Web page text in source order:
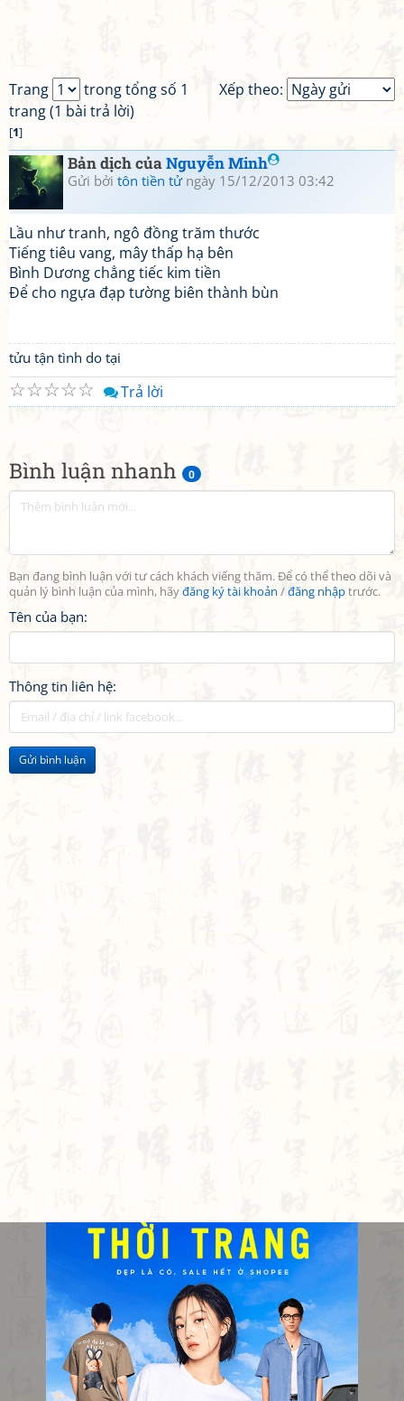
Bình luận nhanh 0
Bạn đang bình luận với tư cách khách viếng thăm. Để có thể theo dõi và
quản lý bình luận của mình, hãyđăng ký tài khoản /đăng nhậptrước.
Tên của bạn:
Thông tin liên hệ:
Gửi bình luận
Xếp theo:
Trang
trong tổng số 1
trang (1 bài trả lời)
[1]
Bản dịch củaNguyễn Minh
Gửi bởi tôn tiền tửngày 15/12/2013 03:42
Lầu như tranh, ngô đồng trăm thước
Tiếng tiêu vang, mây thấp hạ bên
Bình Dương chẳng tiếc kim tiền
Để cho ngựa đạp tường biên thành bùn
tửu tận tình do tại
☆
☆
☆
☆
☆ Trả lời